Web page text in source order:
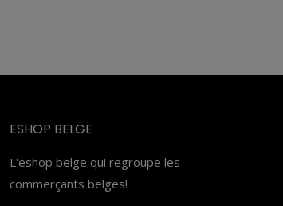
ESHOP BELGE
L'eshop belge qui regroupe les
commerçants belges!